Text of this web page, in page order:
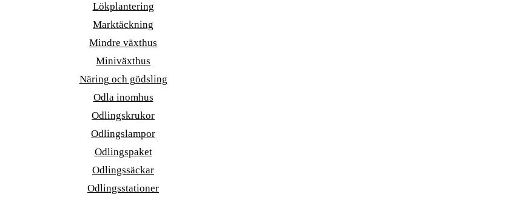
Lökplantering
Marktäckning
Mindre växthus
Miniväxthus
Näring och gödsling
Odla inomhus
Odlingskrukor
Odlingslampor
Odlingspaket
Odlingssäckar
Odlingsstationer